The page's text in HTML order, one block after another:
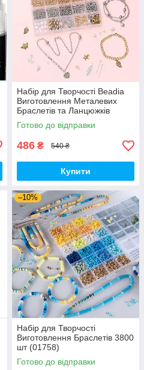
Набір для Творчості Beadia
Виготовлення Металевих
Браслетів та Ланцюжків
(01546)
Готово до відправки
486 ₴ 540 ₴
Купити
–10%
Набір для Творчості
Виготовлення Браслетів 3800
шт (01758)
Готово до відправки